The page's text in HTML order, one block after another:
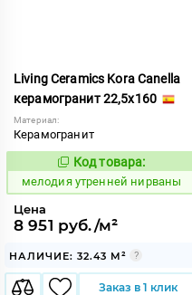
Living Ceramics Kora Canella
керамогранит 22,5x160
Материал:
Керамогранит
966809
Код товара:
мелодия утренней нирваны
Цена
8 951 руб./м²
НАЛИЧИЕ: 32.43 М²
Заказ в 1 клик